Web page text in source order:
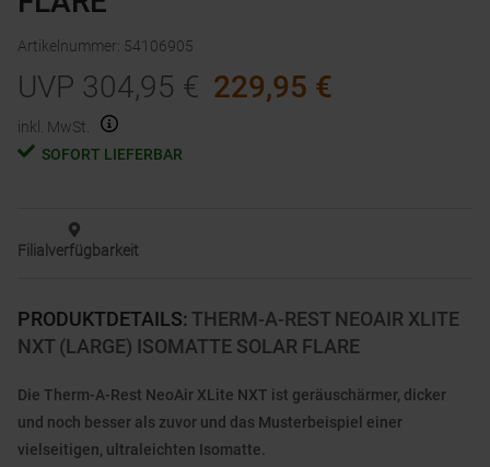
PRODUKTDETAILS:THERM-A-REST NEOAIR XLITE
NXT (LARGE) ISOMATTE SOLAR FLARE
Die Therm-A-Rest NeoAir XLite NXT ist geräuschärmer, dicker
und noch besser als zuvor und das Musterbeispiel einer
vielseitigen, ultraleichten Isomatte.
Artikelnummer: 54106905
UVP 304,95 € 229,95 €
inkl. MwSt.
SOFORT LIEFERBAR
Filialverfügbarkeit